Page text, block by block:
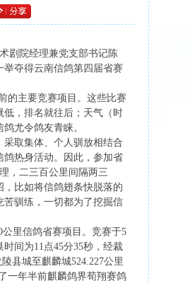
剧院经理兼党支部书记陈
举夺得云南信鸽第四届省赛
的主要竞赛项目。这些比赛
，排名就往后；天气（时
尤令鸽友青睐。
取集体、个人驯放相结合
鸽热身活动。因此，参加省
，二三百公里间隔两三
比如将信鸽翅条快脱落的
驯练，一切都为了挖掘信
里信鸽省赛项目。竞赛于5
间为11点45分35秒，经裁
县城至麒麟城524.227公里
一年半前麒麟鸽界荀翔赛鸽